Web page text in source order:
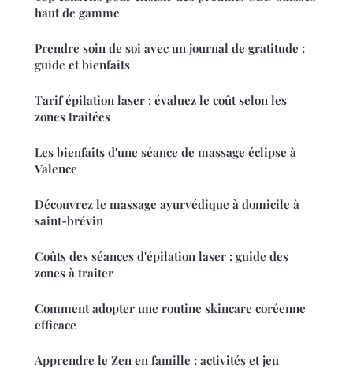
haut de gamme
Prendre soin de soi avec un journal de gratitude :
guide et bienfaits
Tarif épilation laser : évaluez le coût selon les
zones traitées
Les bienfaits d'une séance de massage éclipse à
Valence
Découvrez le massage ayurvédique à domicile à
saint-brévin
Coûts des séances d'épilation laser : guide des
zones à traiter
Comment adopter une routine skincare coréenne
efficace
Apprendre le Zen en famille : activités et jeu